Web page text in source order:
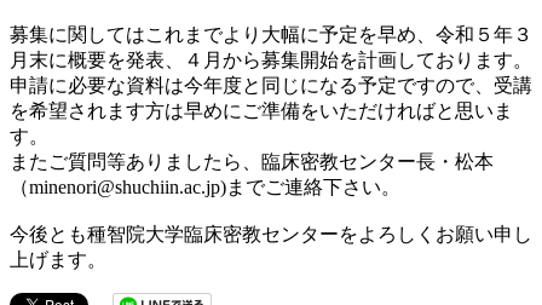
募集に関してはこれまでより大幅に予定を早め、令和５年３
月末に概要を発表、４月から募集開始を計画しております。
申請に必要な資料は今年度と同じになる予定ですので、受講
を希望されます方は早めにご準備をいただければと思いま
す。
またご質問等ありましたら、臨床密教センター長・松本
（minenori@shuchiin.ac.jp)までご連絡下さい。
今後とも種智院大学臨床密教センターをよろしくお願い申し
上げます。